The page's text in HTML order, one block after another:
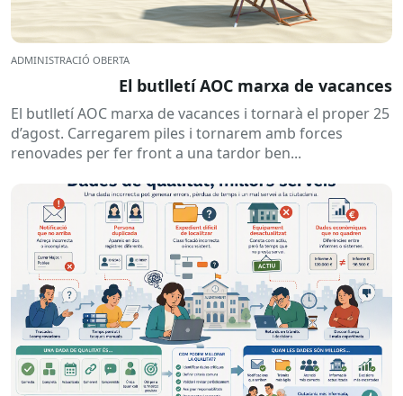
ADMINISTRACIÓ OBERTA
El butlletí AOC marxa de vacances
El butlletí AOC marxa de vacances i tornarà el proper 25
d’agost. Carregarem piles i tornarem amb forces
renovades per fer front a una tardor ben...